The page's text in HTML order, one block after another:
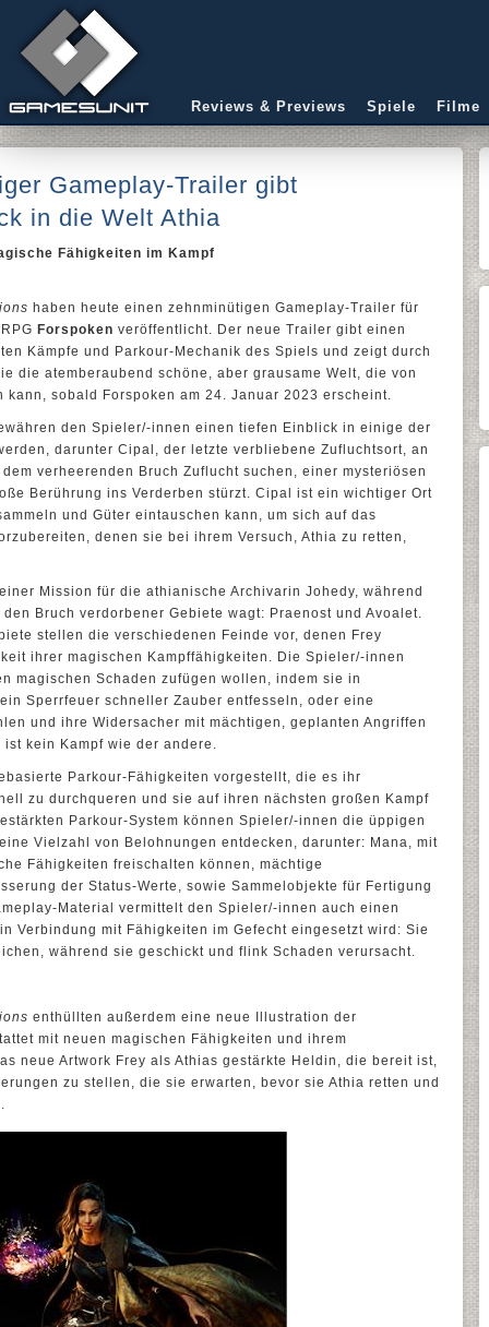
Reviews & Previews Spiele Filme
Gameplay-Trailer gibt
in die Welt Athia
Fähigkeiten im Kampf
haben heute einen zehnminütigen Gameplay-Trailer für
Forspoken veröffentlicht. Der neue Trailer gibt einen
Kämpfe und Parkour-Mechanik des Spiels und zeigt durch
die atemberaubend schöne, aber grausame Welt, die von
sobald Forspoken am 24. Januar 2023 erscheint.
den Spieler/-innen einen tiefen Einblick in einige der
darunter Cipal, der letzte verbliebene Zufluchtsort, an
verheerenden Bruch Zuflucht suchen, einer mysteriösen
Berührung ins Verderben stürzt. Cipal ist ein wichtiger Ort
und Güter eintauschen kann, um sich auf das
denen sie bei ihrem Versuch, Athia zu retten,
Mission für die athianische Archivarin Johedy, während
Bruch verdorbener Gebiete wagt: Praenost und Avoalet.
stellen die verschiedenen Feinde vor, denen Frey
ihrer magischen Kampffähigkeiten. Die Spieler/-innen
magischen Schaden zufügen wollen, indem sie in
Sperrfeuer schneller Zauber entfesseln, oder eine
und ihre Widersacher mit mächtigen, geplanten Angriffen
kein Kampf wie der andere.
Parkour-Fähigkeiten vorgestellt, die es ihr
zu durchqueren und sie auf ihren nächsten großen Kampf
Parkour-System können Spieler/-innen die üppigen
Vielzahl von Belohnungen entdecken, darunter: Mana, mit
Fähigkeiten freischalten können, mächtige
der Status-Werte, sowie Sammelobjekte für Fertigung
Material vermittelt den Spieler/-innen auch einen
Verbindung mit Fähigkeiten im Gefecht eingesetzt wird: Sie
während sie geschickt und flink Schaden verursacht.
enthüllten außerdem eine neue Illustration der
mit neuen magischen Fähigkeiten und ihrem
neue Artwork Frey als Athias gestärkte Heldin, die bereit ist,
zu stellen, die sie erwarten, bevor sie Athia retten und